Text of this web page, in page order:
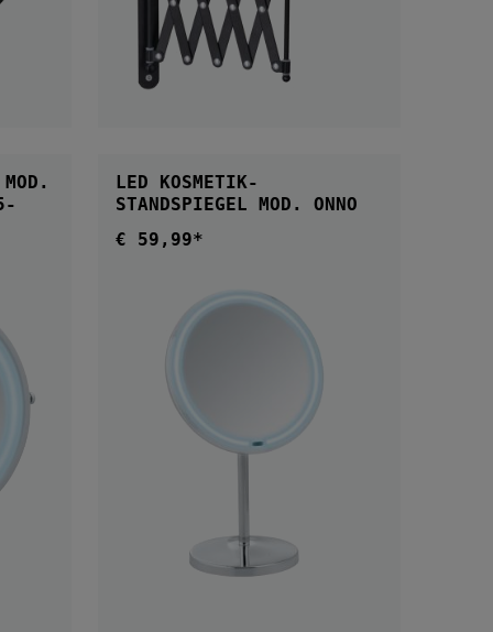
LED KOSMETIK-
STANDSPIEGEL MOD. ONNO
Regulärer Preis:
€ 59,99*